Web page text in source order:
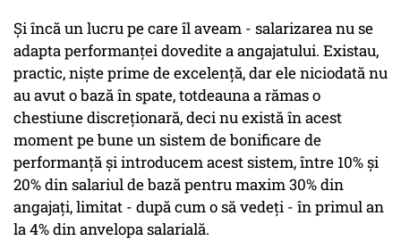
Și încă un lucru pe care îl aveam - salarizarea nu se
adapta performanței dovedite a angajatului. Existau,
practic, niște prime de excelență, dar ele niciodată nu
au avut o bază în spate, totdeauna a rămas o
chestiune discreționară, deci nu există în acest
moment pe bune un sistem de bonificare de
performanță și introducem acest sistem, între 10% și
20% din salariul de bază pentru maxim 30% din
angajați, limitat - după cum o să vedeți - în primul an
la 4% din anvelopa salarială.